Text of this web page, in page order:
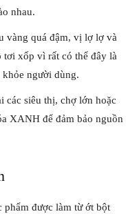
nhau.
vàng quá đậm, vị lợ lợ và
xốp vì rất có thể đây là
khỏe người dùng.
các siêu thị, chợ lớn hoặc
XANH để đảm bảo nguồn
phẩm được làm từ ớt bột